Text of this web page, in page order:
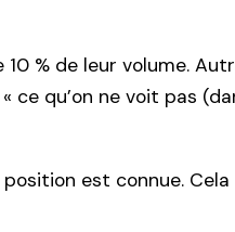
% de leur volume.
« ce qu’on ne voit pas
est connue.